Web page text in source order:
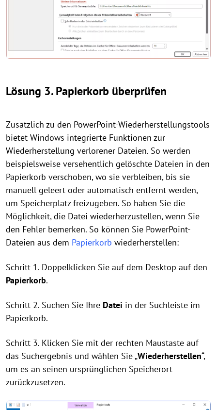
Lösung 3. Papierkorb überprüfen
Zusätzlich zu den PowerPoint-Wiederherstellungstools
bietet Windows integrierte Funktionen zur
Wiederherstellung verlorener Dateien. So werden
beispielsweise versehentlich gelöschte Dateien in den
Papierkorb verschoben, wo sie verbleiben, bis sie
manuell geleert oder automatisch entfernt werden,
um Speicherplatz freizugeben. So haben Sie die
Möglichkeit, die Datei wiederherzustellen, wenn Sie
den Fehler bemerken. So können Sie PowerPoint-
Dateien aus dem Papierkorb wiederherstellen:
Schritt 1. Doppelklicken Sie auf dem Desktop auf den
Papierkorb.
Schritt 2. Suchen Sie Ihre Datei in der Suchleiste im
Papierkorb.
Schritt 3. Klicken Sie mit der rechten Maustaste auf
das Suchergebnis und wählen Sie „Wiederherstellen“,
um es an seinen ursprünglichen Speicherort
zurückzusetzen.